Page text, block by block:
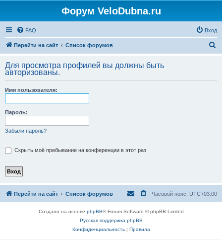
Форум VeloDubna.ru
FAQ Вход
Перейти на сайт Список форумов
с
Для просмотра профилей вы должны быть
авторизованы.
Имя пользователя:
Пароль:
Забыли пароль?
Скрыть моё пребывание на конференции в этот раз
Перейти на сайт Список форумов Часовой пояс: UTC+03:00
Создано на основе phpBB® Forum Software © phpBB Limited
Русская поддержка phpBB
Конфиденциальность| Правила